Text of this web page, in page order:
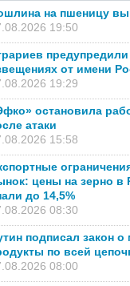
на пшеницу
19:50
от имени
19:29
остановила
атаки
15:58
цены на зерно в
до 14,5%
08:30
подписал закон о
по всей
08:00